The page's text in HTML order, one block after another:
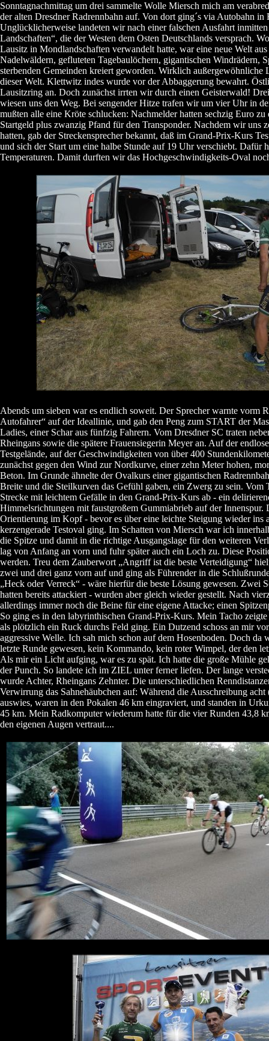
Sonntagnachmittag um drei sammelte Wolle Miersch mich am
der alten Dresdner Radrennbahn auf. Von dort ging´s via Autobahn
Unglücklicherweise landeten wir nach einer falschen Ausfahrt
Landschaften“, die der Westen dem Osten Deutschlands versprach.
Lausitz in Mondlandschaften verwandelt hatte, war eine neue Welt
Nadelwäldern, gefluteten Tagebaulöchern, gigantischen Windrädern,
sterbenden Gemeinden kreiert geworden. Wirklich außergewöhnliche
dieser Welt. Klettwitz indes wurde vor der Abbaggerung bewahrt.
Lausitzring an. Doch zunächst irrten wir durch einen Geisterwald!
wiesen uns den Weg. Bei sengender Hitze trafen wir um vier Uhr in
mußten alle eine Kröte schlucken: Nachmelder hatten sechzig Euro
Startgeld plus zwanzig Pfand für den Transponder. Nachdem wir uns
hatten, gab der Streckensprecher bekannt, daß im Grand-Prix-Kurs
und sich der Start um eine halbe Stunde auf 19 Uhr verschiebt. Dafür
Temperaturen. Damit durften wir das Hochgeschwindigkeits-Oval
Abends um sieben war es endlich soweit. Der Sprecher warnte vorm
Autofahrer“ auf der Ideallinie, und gab den Peng zum START der
Ladies, einer Schar aus fünfzig Fahrern. Vom Dresdner SC traten
Rheingans sowie die spätere Frauensiegerin Meyer an. Auf der
Testgelände, auf der Geschwindigkeiten von über 400
zunächst gegen den Wind zur Nordkurve, einer zehn Meter hohen,
Beton. Im Grunde ähnelte der Ovalkurs einer gigantischen
Breite und die Steilkurven das Gefühl gaben, ein Zwerg zu sein. Vom
Strecke mit leichtem Gefälle in den Grand-Prix-Kurs ab - ein
Himmelsrichtungen mit faustgroßem Gummiabrieb auf der Innenspur.
Orientierung im Kopf - bevor es über eine leichte Steigung wieder ins
kerzengerade Testoval ging. Im Schatten von Miersch war ich
die Spitze und damit in die richtige Ausgangslage für den weiteren
lag von Anfang an vorn und fuhr später auch ein Loch zu. Diese
werden. Treu dem Zauberwort „Angriff ist die beste Verteidigung“
zwei und drei ganz vorn auf und ging als Führender in die
„Heck oder Verreck“ - wäre hierfür die beste Lösung gewesen. Zwei
hatten bereits attackiert - wurden aber gleich wieder gestellt. Nach
allerdings immer noch die Beine für eine eigene Attacke; einen
So ging es in den labyrinthischen Grand-Prix-Kurs. Mein Tacho
als plötzlich ein Ruck durchs Feld ging. Ein Dutzend schoss an mir
aggressive Welle. Ich sah mich schon auf dem Hosenboden. Doch da
letzte Runde gewesen, kein Kommando, kein roter Wimpel, der den
Als mir ein Licht aufging, war es zu spät. Ich hatte die große Mühle
der Punch. So landete ich im ZIEL unter ferner liefen. Der lange
wurde Achter, Rheingans Zehnter. Die unterschiedlichen
Verwirrung das Sahnehäubchen auf: Während die Ausschreibung
auswies, waren in den Pokalen 46 km eingraviert, und standen in
45 km. Mein Radkomputer wiederum hatte für die vier Runden 43,8
den eigenen Augen vertraut....